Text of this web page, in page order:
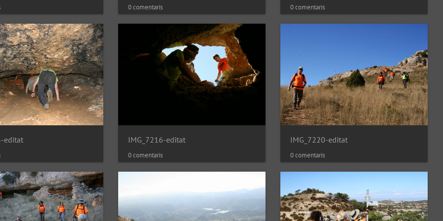
0 comentaris 0 comentaris
editat IMG_7216-editat
0 comentaris
IMG_7220-editat
0 comentaris